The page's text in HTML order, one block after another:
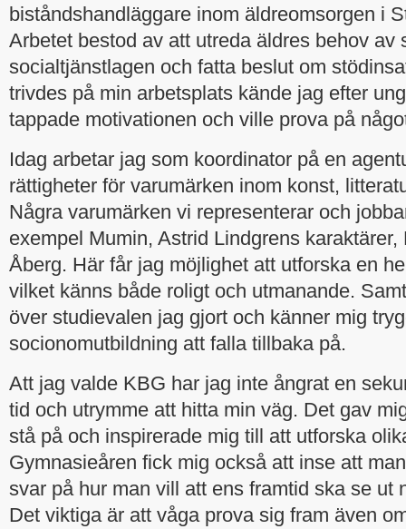
biståndshandläggare inom äldreomsorgen i
Arbetet bestod av att utreda äldres behov av
socialtjänstlagen och fatta beslut om
trivdes på min arbetsplats kände jag efter
tappade motivationen och ville prova på
Idag arbetar jag som koordinator på en
rättigheter för varumärken inom konst,
Några varumärken vi representerar och
exempel Mumin, Astrid Lindgrens
Åberg. Här får jag möjlighet att utforska en
vilket känns både roligt och utmanande.
över studievalen jag gjort och känner mig
socionomutbildning att falla tillbaka på.
Att jag valde KBG har jag inte ångrat en
tid och utrymme att hitta min väg. Det gav
stå på och inspirerade mig till att utforska
Gymnasieåren fick mig också att inse att
svar på hur man vill att ens framtid ska se ut
Det viktiga är att våga prova sig fram även